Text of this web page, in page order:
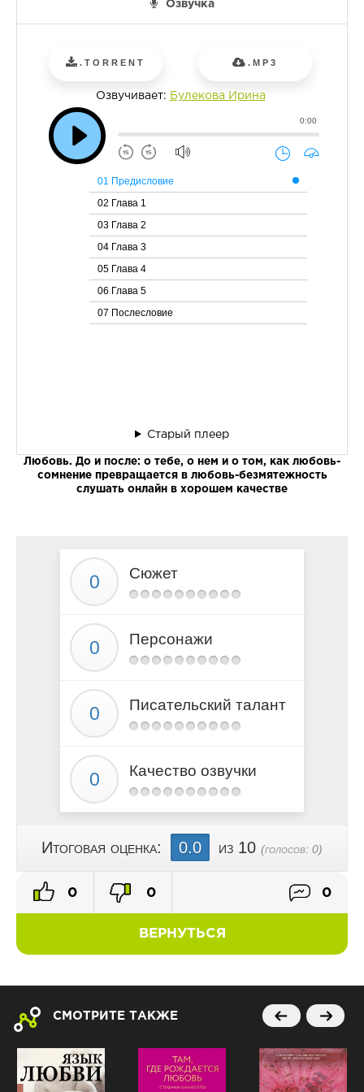
Озвучка
.TORRENT .MP3
Озвучивает: Булекова Ирина
0:00
01 Предисловие
02 Глава 1
03 Глава 2
04 Глава 3
05 Глава 4
06 Глава 5
07 Послесловие
Старый плеер
Любовь. До и после: о тебе, о нем и о том, как любовь-
сомнение превращается в любовь-безмятежность
слушать онлайн в хорошем качестве
Сюжет
Персонажи
Писательский талант
Качество озвучки
Итоговая оценка: 0.0 из 10 (голосов: 0)
ВЕРНУТЬСЯ
0 0 0
СМОТРИТЕ ТАКЖЕ